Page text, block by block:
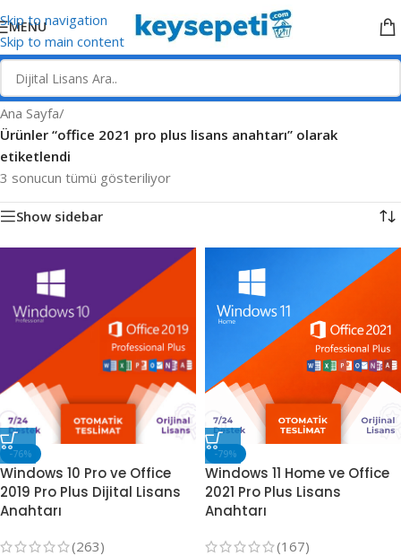
Skip to navigation
Skip to main content
MENU
Ana Sayfa/
Ürünler “office 2021 pro plus lisans anahtarı” olarak
etiketlendi
3 sonucun tümü gösteriliyor
Show sidebar
-76%
Windows 10 Pro ve Office
2019 Pro Plus Dijital Lisans
Anahtarı
(263)
-79%
Windows 11 Home ve Office
2021 Pro Plus Lisans
Anahtarı
(167)